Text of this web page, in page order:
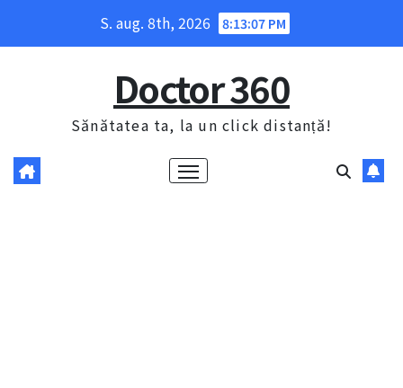
S. aug. 8th, 2026 8:13:08 PM
Doctor 360
Sănătatea ta, la un click distanță!